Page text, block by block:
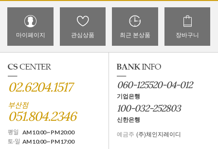
마이페이지 관심상품 최근 본상품 장바구니
02.6204.1517
부산점
051.804.2346
평일 AM 10:00 ~ PM 20:00
토·일 AM 10:00 ~ PM 17:00
060-125520-04-012
기업은행
100-032-252803
신한은행
예금주 (주)체인지레이디